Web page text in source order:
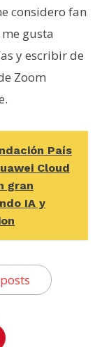
considero fan
gusta
y escribir de
Zoom
País
Cloud
gran
IA y